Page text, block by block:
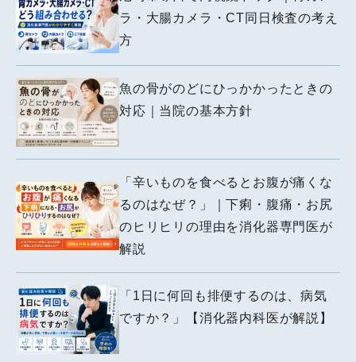
ラ・大腸カメラ・CT同日検査の考え
方
魚の骨がのどにひっかかったときの
対応｜当院の基本方針
「辛いものを食べるとお腹が痛くな
るのはなぜ？」｜下痢・腹痛・お尻
のヒリヒリの理由を消化器専門医が
解説
「1日に何回も排便するのは、病気
ですか？」【消化器内科医が解説】